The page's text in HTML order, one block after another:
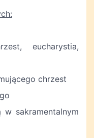
eucharystia,
chrzest
sakramentalnym